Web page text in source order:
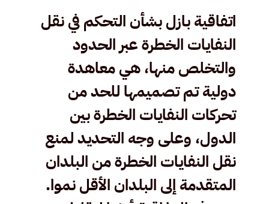
اتفاقية بازل بشأن التحكم في نقل
النفايات الخطرة عبر الحدود
والتخلص منها، هي معاهدة
دولية تم تصميمها للحد من
تحركات النفايات الخطرة بين
الدول، وعلى وجه التحديد لمنع
نقل النفايات الخطرة من البلدان
المتقدمة إلى البلدان الأقل نموا.